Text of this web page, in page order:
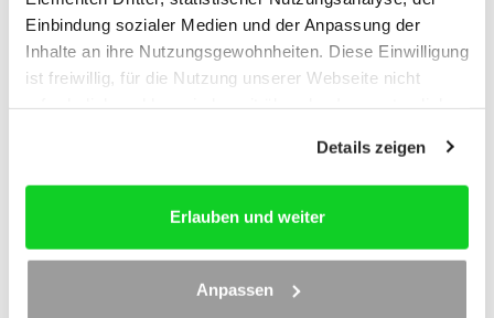
Einbindung sozialer Medien und der Anpassung der
Inhalte an ihre Nutzungsgewohnheiten. Diese Einwilligung
ist freiwillig, für die Nutzung unserer Webseite nicht
und imImpressum
Details zeigen
Erlauben und weiter
Anpassen
39,90 € mtl.
zzgl. USt